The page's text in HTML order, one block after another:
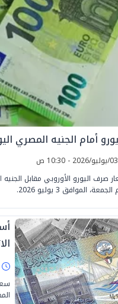
أمام الجنيه المصري اليوم
اليورو الأوروبي مقابل الجنيه
الموافق 3 يوليو 2026.